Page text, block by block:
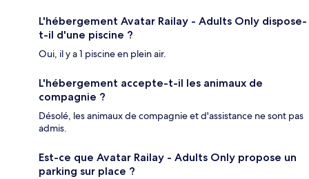
L'hébergement Avatar Railay - Adults Only dispose-
t-il d'une piscine ?
Oui, il y a 1 piscine en plein air.
L'hébergement accepte-t-il les animaux de
compagnie ?
Désolé, les animaux de compagnie et d'assistance ne sont pas
admis.
Est-ce que Avatar Railay - Adults Only propose un
parking sur place ?